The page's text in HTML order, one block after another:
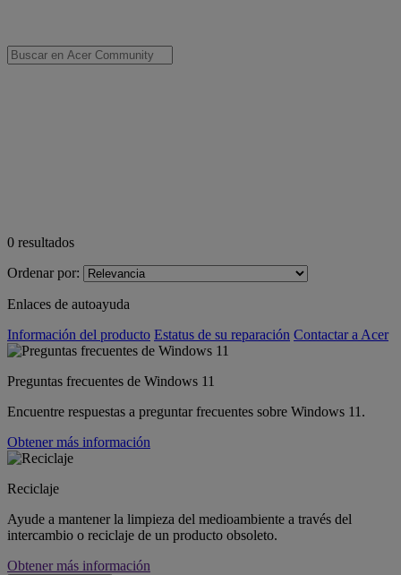
0 resultados
Ordenar por:
Enlaces de autoayuda
Información del producto Estatus de su reparación Contactar a Acer
Preguntas frecuentes de Windows 11
Encuentre respuestas a preguntar frecuentes sobre Windows 11.
Obtener más información
Reciclaje
Ayude a mantener la limpieza del medioambiente a través del
intercambio o reciclaje de un producto obsoleto.
Obtener más información